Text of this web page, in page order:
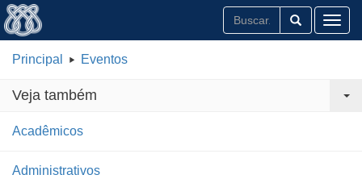
Principal Eventos
Veja também
Acadêmicos
Administrativos